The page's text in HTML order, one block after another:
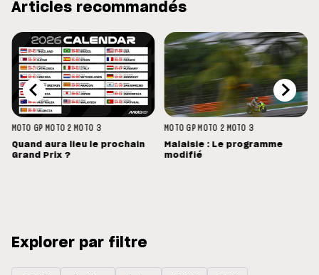
Articles recommandés
MOTO GP MOTO 2 MOTO 3
Quand aura lieu le prochain
Grand Prix ?
MOTO GP MOTO 2 MOTO 3
Malaisie : Le programme
modifié
Explorer par filtre